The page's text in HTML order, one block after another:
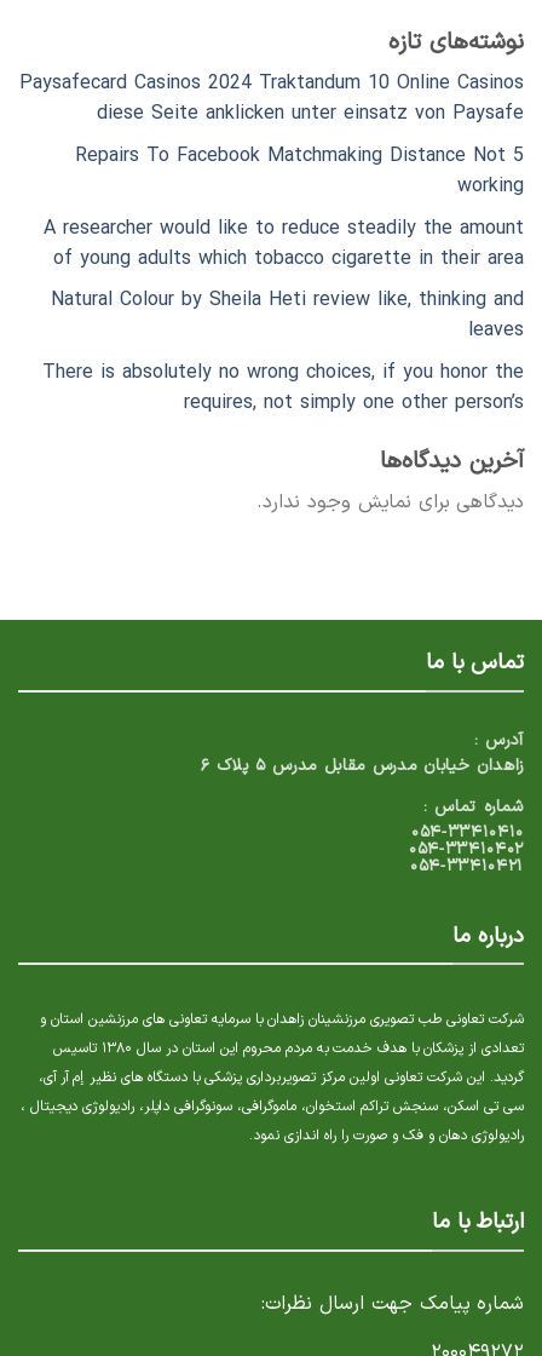
نوشته‌های تازه
Paysafecard Casinos 2024 Traktandum 10 Online Casinos
diese Seite anklicken unter einsatz von Paysafe
5 Repairs To Facebook Matchmaking Distance Not
working
A researcher would like to reduce steadily the amount
of young adults which tobacco cigarette in their area
Natural Colour by Sheila Heti review like, thinking and
leaves
There is absolutely no wrong choices, if you honor the
requires, not simply one other person’s
آخرین دیدگاه‌ها
دیدگاهی برای نمایش وجود ندارد.
تماس با ما
آدرس :
زاهدان خیابان مدرس مقابل مدرس ۵ پلاک ۶
شماره تماس :
۰۵۴-۳۳۴۱۰۴۱۰
۰۵۴-۳۳۴۱۰۴۰۲
۰۵۴-۳۳۴۱۰۴۲۱
درباره ما
شرکت تعاونی طب تصویری مرزنشینان زاهدان با سرمایه تعاونی های مرزنشین استان و
تعدادی از پزشکان با هدف خدمت به مردم محروم این استان در سال ۱۳۸۰ تاسیس
گردید. این شرکت تعاونی اولین مرکز تصویربرداری پزشکی با دستگاه های نظیر إم آر آی،
سی تی اسکن، سنجش تراکم استخوان، ماموگرافی، سونوگرافی داپلر، رادیولوژی دیجیتال ،
رادیولوژی دهان و فک و صورت را راه اندازی نمود.
ارتباط با ما
شماره پیامک جهت ارسال نظرات: